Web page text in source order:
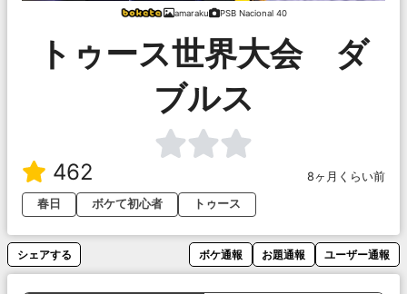
amaraku PSB Nacional 40
トゥース世界大会 ダ
ブルス
462
8ヶ月くらい前
春日
ボケて初心者 トゥース
シェアする ボケ通報 お題通報 ユーザー通報